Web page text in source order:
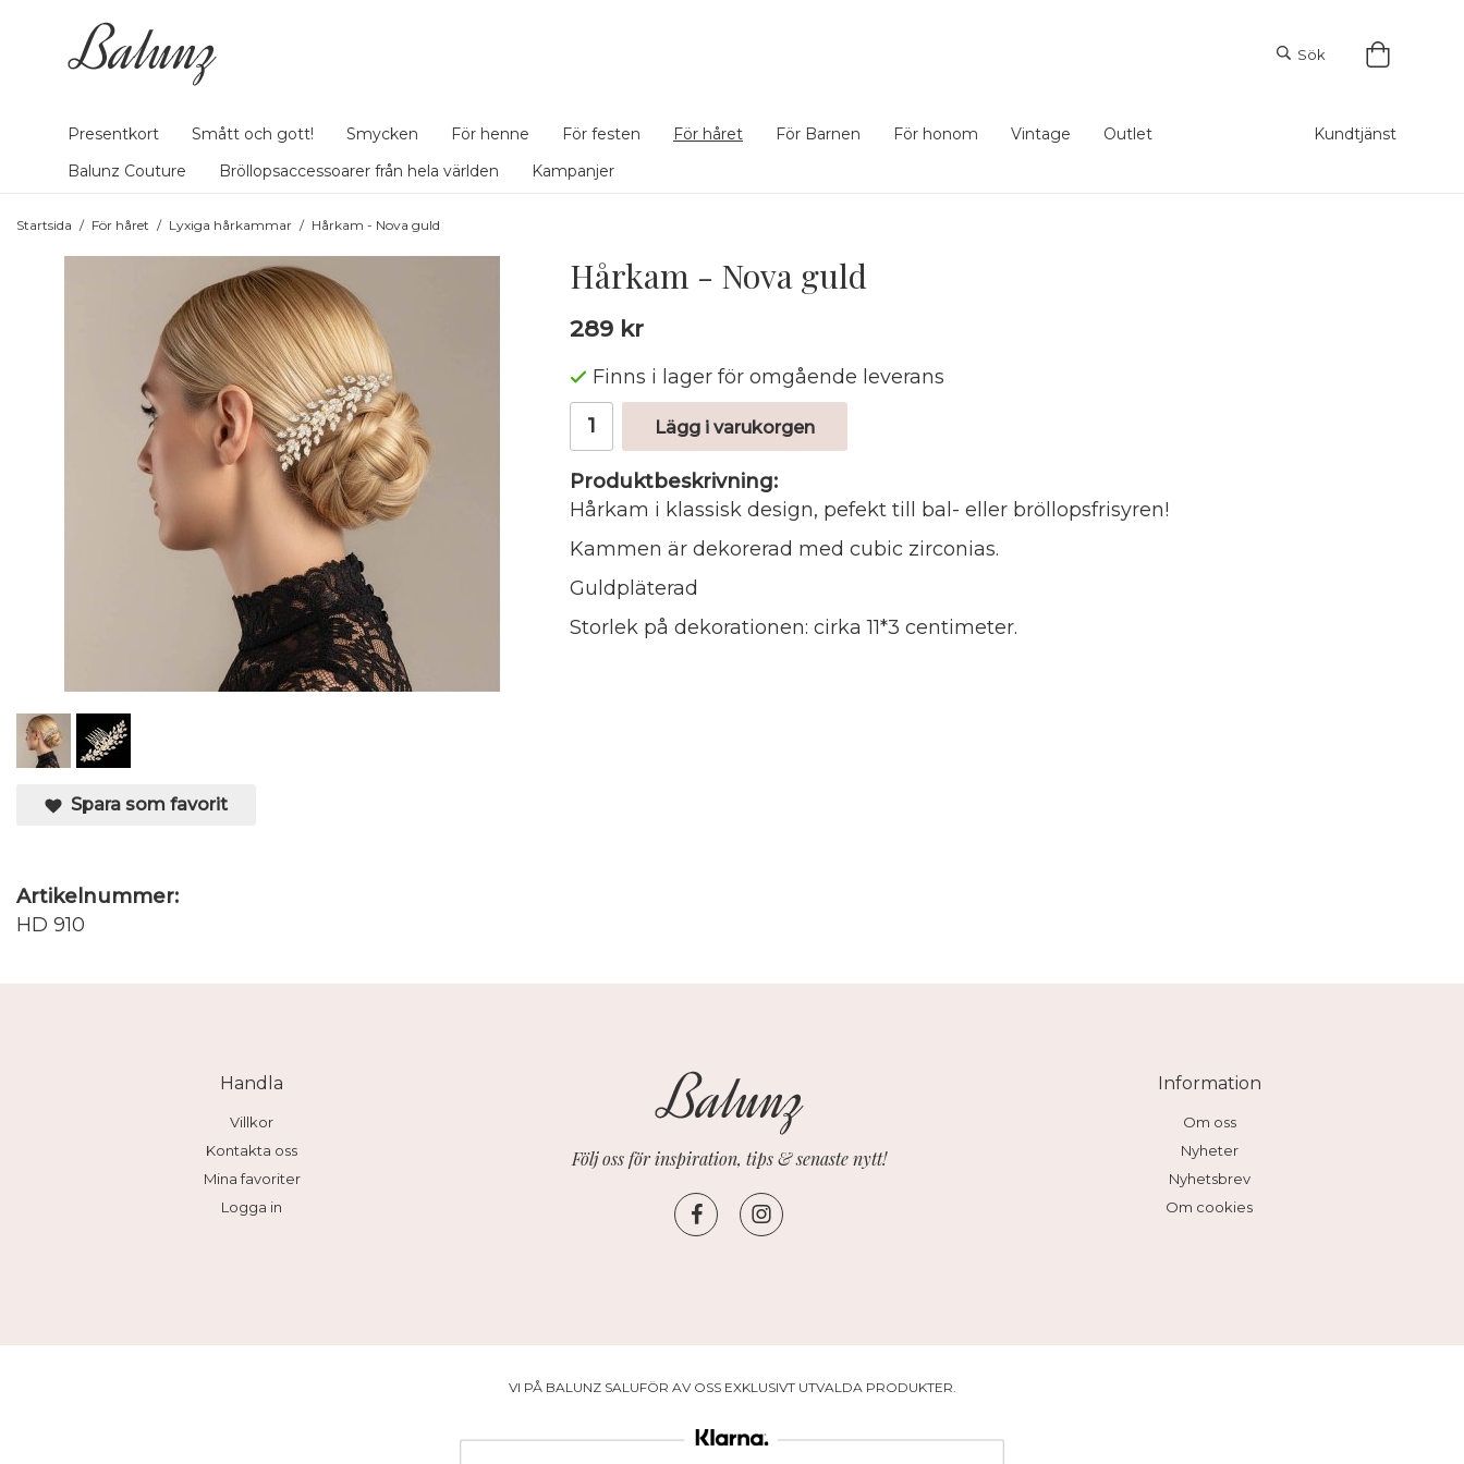
Sök
Presentkort Smått och gott! Smycken För henne För festen För håret För Barnen För honom Vintage
Outlet
Balunz Couture
Bröllopsaccessoarer från hela världen Kampanjer
Kundtjänst
Startsida / För håret / Lyxiga hårkammar / Hårkam - Nova guld
Hårkam - Nova guld
289 kr
Finns i lager för omgående leverans
Lägg i varukorgen
Produktbeskrivning:
Hårkam i klassisk design, pefekt till bal- eller bröllopsfrisyren!
Kammen är dekorerad med cubic zirconias.
Guldpläterad
Storlek på dekorationen: cirka 11*3 centimeter.
Spara som favorit
Artikelnummer:
HD 910
Handla
Villkor
Kontakta oss
Mina favoriter
Logga in
Följ oss för inspiration, tips & senaste nytt!
Information
Om oss
Nyheter
Nyhetsbrev
Om cookies
VI PÅ BALUNZ SALUFÖR AV OSS EXKLUSIVT UTVALDA PRODUKTER.